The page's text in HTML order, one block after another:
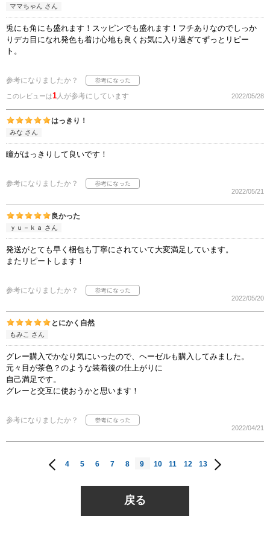
ママちゃん さん
兎にも角にも盛れます！スッピンでも盛れます！フチありなのでしっか
りデカ目になれ発色も着け心地も良くお気に入り過ぎてずっとリピー
ト。
参考になりましたか？
このレビューは1人が参考にしています 2022/05/28
はっきり！
みな さん
瞳がはっきりして良いです！
参考になりましたか？
2022/05/21
良かった
ｙｕ－ｋａ さん
発送がとても早く梱包も丁寧にされていて大変満足しています。
またリピートします！
参考になりましたか？
2022/05/20
とにかく自然
もみこ さん
グレー購入でかなり気にいったので、ヘーゼルも購入してみました。
元々目が茶色？のような装着後の仕上がりに
自己満足です。
グレーと交互に使おうかと思います！
参考になりましたか？
2022/04/21
4 5 6 7 8 9 10 11 12 13
戻る